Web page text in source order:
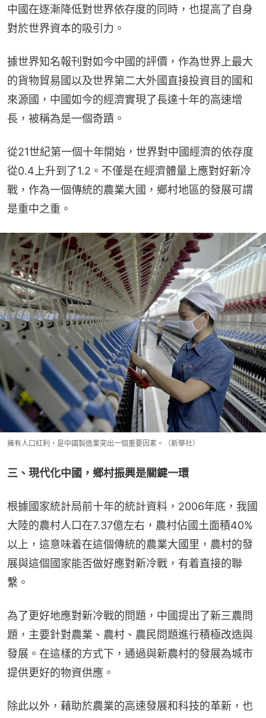
中國在逐漸降低對世界依存度的同時，也提高了自身
對於世界資本的吸引力。
據世界知名報刊對如今中國的評價，作為世界上最大
的貨物貿易國以及世界第二大外國直接投資目的國和
來源國，中國如今的經濟實現了長達十年的高速增
長，被稱為是一個奇蹟。
從21世紀第一個十年開始，世界對中國經濟的依存度
從0.4上升到了1.2。不僅是在經濟體量上應對好新冷
戰，作為一個傳統的農業大國，鄉村地區的發展可謂
是重中之重。
擁有人口紅利，是中國製造業突出一個重要因素。（新華社）
三、現代化中國，鄉村振興是關鍵一環
根據國家統計局前十年的統計資料，2006年底，我國
大陸的農村人口在7.37億左右，農村佔國土面積40%
以上，這意味着在這個傳統的農業大國里，農村的發
展與這個國家能否做好應對新冷戰，有着直接的聯
繫。
為了更好地應對新冷戰的問題，中國提出了新三農問
題，主要針對農業、農村、農民問題進行積極改造與
發展。在這樣的方式下，通過與新農村的發展為城市
提供更好的物資供應。
除此以外，藉助於農業的高速發展和科技的革新，也